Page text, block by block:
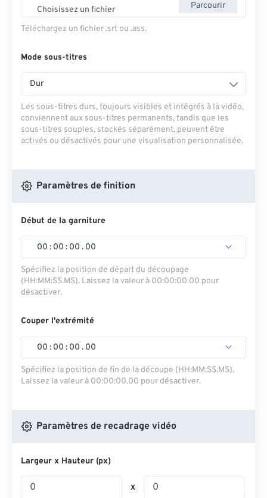
Choisissez un fichier Parcourir
Téléchargez un fichier .srt ou .ass.
Mode sous-titres
Dur
Les sous-titres durs, toujours visibles et intégrés à la vidéo,
conviennent aux sous-titres permanents, tandis que les
sous-titres souples, stockés séparément, peuvent être
activés ou désactivés pour une visualisation personnalisée.
Paramètres de finition
Début de la garniture
00 : 00 : 00 . 00
Spécifiez la position de départ du découpage
(HH:MM:SS.MS). Laissez la valeur à 00:00:00.00 pour
désactiver.
Couper l'extrémité
00 : 00 : 00 . 00
Spécifiez la position de fin de la découpe (HH:MM:SS.MS).
Laissez la valeur à 00:00:00.00 pour désactiver.
Paramètres de recadrage vidéo
Largeur x Hauteur (px)
x